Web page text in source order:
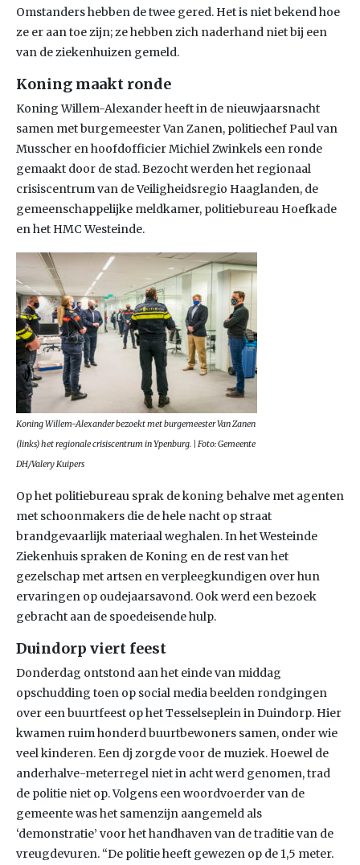
Omstanders hebben de twee gered. Het is niet bekend hoe
ze er aan toe zijn; ze hebben zich naderhand niet bij een
van de ziekenhuizen gemeld.
Koning maakt ronde
Koning Willem-Alexander heeft in de nieuwjaarsnacht
samen met burgemeester Van Zanen, politiechef Paul van
Musscher en hoofdofficier Michiel Zwinkels een ronde
gemaakt door de stad. Bezocht werden het regionaal
crisiscentrum van de Veiligheidsregio Haaglanden, de
gemeenschappelijke meldkamer, politiebureau Hoefkade
en het HMC Westeinde.
Koning Willem-Alexander bezoekt met burgemeester Van Zanen
(links) het regionale crisiscentrum in Ypenburg. | Foto: Gemeente
DH/Valery Kuipers
Op het politiebureau sprak de koning behalve met agenten
met schoonmakers die de hele nacht op straat
brandgevaarlijk materiaal weghalen. In het Westeinde
Ziekenhuis spraken de Koning en de rest van het
gezelschap met artsen en verpleegkundigen over hun
ervaringen op oudejaarsavond. Ook werd een bezoek
gebracht aan de spoedeisende hulp.
Duindorp viert feest
Donderdag ontstond aan het einde van middag
opschudding toen op social media beelden rondgingen
over een buurtfeest op het Tesselseplein in Duindorp. Hier
kwamen ruim honderd buurtbewoners samen, onder wie
veel kinderen. Een dj zorgde voor de muziek. Hoewel de
anderhalve-meterregel niet in acht werd genomen, trad
de politie niet op. Volgens een woordvoerder van de
gemeente was het samenzijn aangemeld als
‘demonstratie’ voor het handhaven van de traditie van de
vreugdevuren. “De politie heeft gewezen op de 1,5 meter.